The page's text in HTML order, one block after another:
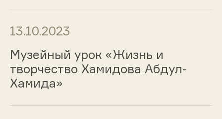
13.10.2023
Музейный урок «Жизнь и
творчество Хамидова Абдул-
Хамида»